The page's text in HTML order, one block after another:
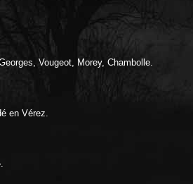
Vougeot, Morey, Chambolle.
en Vérez.